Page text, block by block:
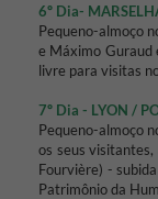
6º Dia-
Pequeno-almoço
e Máximo Guraud
livre para visitas
7º Dia - LYON /
Pequeno-almoço
os seus
Fourvière) -
Patrimônio da